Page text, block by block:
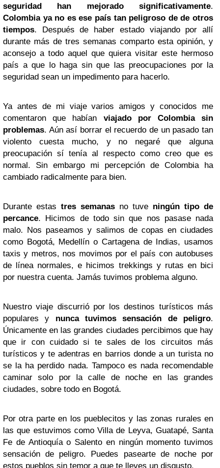
seguridad han mejorado significativamente.
Colombia ya no es ese país tan peligroso de de otros
tiempos. Después de haber estado viajando por allí
durante más de tres semanas comparto esta opinión, y
aconsejo a todo aquel que quiera visitar este hermoso
país a que lo haga sin que las preocupaciones por la
seguridad sean un impedimento para hacerlo.
Ya antes de mi viaje varios amigos y conocidos me
comentaron que habían viajado por Colombia sin
problemas. Aún así borrar el recuerdo de un pasado tan
violento cuesta mucho, y no negaré que alguna
preocupación sí tenía al respecto como creo que es
normal. Sin embargo mi percepción de Colombia ha
cambiado radicalmente para bien.
Durante estas tres semanas no tuve ningún tipo de
percance. Hicimos de todo sin que nos pasase nada
malo. Nos paseamos y salimos de copas en ciudades
como Bogotá, Medellín o Cartagena de Indias, usamos
taxis y metros, nos movimos por el país con autobuses
de línea normales, e hicimos trekkings y rutas en bici
por nuestra cuenta. Jamás tuvimos problema alguno.
Nuestro viaje discurrió por los destinos turísticos más
populares y nunca tuvimos sensación de peligro.
Únicamente en las grandes ciudades percibimos que hay
que ir con cuidado si te sales de los circuitos más
turísticos y te adentras en barrios donde a un turista no
se la ha perdido nada. Tampoco es nada recomendable
caminar solo por la calle de noche en las grandes
ciudades, sobre todo en Bogotá.
Por otra parte en los pueblecitos y las zonas rurales en
las que estuvimos como Villa de Leyva, Guatapé, Santa
Fe de Antioquía o Salento en ningún momento tuvimos
sensación de peligro. Puedes pasearte de noche por
estos pueblos sin temor a que te lleves un disgusto.